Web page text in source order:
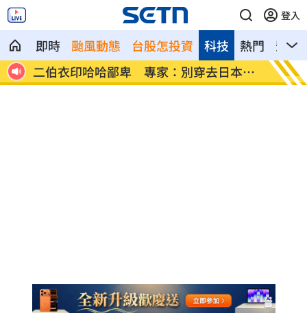
登入
即時 颱風動態 台股怎投資 熱門 影音
科技
被
向中國洩半導體機密 前SK海力士員工慘
了
基隆
會